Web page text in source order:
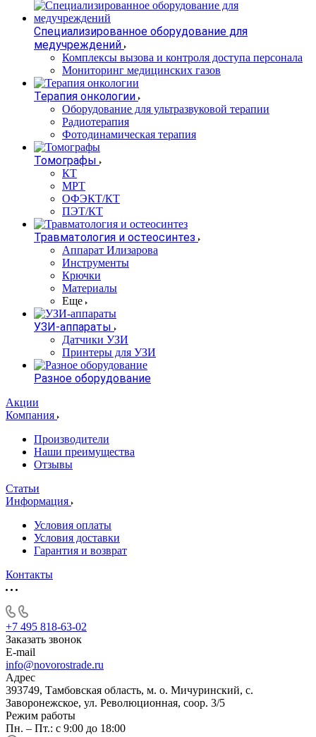
Специализированное оборудование для
медучреждений
Комплексы вызова и контроля доступа персонала
Мониторинг медицинских газов
Терапия онкологии
Оборудование для ультразвуковой терапии
Радиотерапия
Фотодинамическая терапия
Томографы
КТ
МРТ
ОФЭКТ/КТ
ПЭТ/КТ
Травматология и остеосинтез
Аппарат Илизарова
Инструменты
Крючки
Материалы
Еще
УЗИ-аппараты
Датчики УЗИ
Принтеры для УЗИ
Разное оборудование
Акции
Компания
Производители
Наши преимущества
Отзывы
Статьи
Информация
Условия оплаты
Условия доставки
Гарантия и возврат
Контакты
+7 495 818-63-02
Заказать звонок
E-mail
info@novorostrade.ru
Адрес
393749, Тамбовская область, м. о. Мичуринский, с.
Заворонежское, ул. Революционная, соор. 3/5
Режим работы
Пн. – Пт.: с 9:00 до 18:00